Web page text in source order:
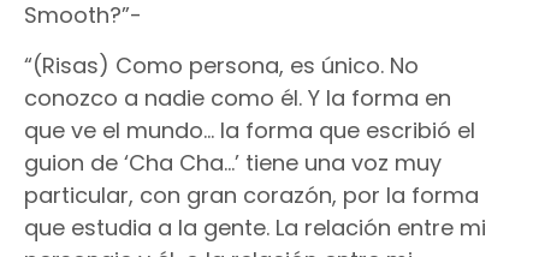
Smooth?”-
“(Risas) Como persona, es único. No
conozco a nadie como él. Y la forma en
que ve el mundo… la forma que escribió el
guion de ‘Cha Cha…’ tiene una voz muy
particular, con gran corazón, por la forma
que estudia a la gente. La relación entre mi